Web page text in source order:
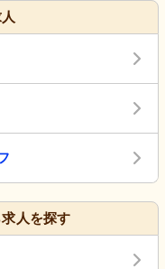
人を探す